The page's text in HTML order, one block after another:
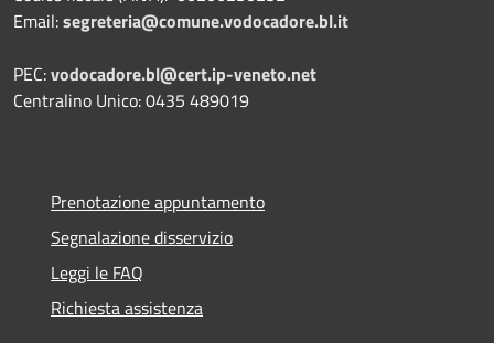
Email:segreteria@comune.vodocadore.bl.it
PEC:vodocadore.bl@cert.ip-veneto.net
Centralino Unico: 0435 489019
Prenotazione appuntamento
Segnalazione disservizio
Leggi le FAQ
Richiesta assistenza